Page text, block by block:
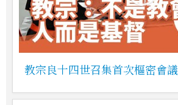
教宗良十四世召集首次樞密會議